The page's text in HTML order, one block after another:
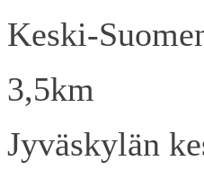
Keski-
3,5km
Jyväskylän